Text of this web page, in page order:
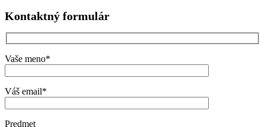
Kontaktný formulár
Vaše meno*
Váš email*
Predmet